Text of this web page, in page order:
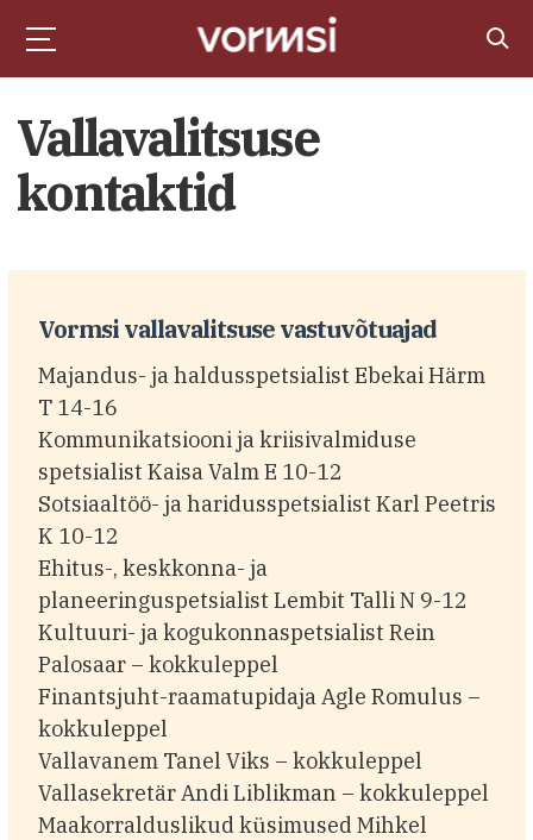
Vallavalitsuse
kontaktid
Vormsi vallavalitsuse vastuvõtuajad
Majandus- ja haldusspetsialist Ebekai Härm
T 14-16
Kommunikatsiooni ja kriisivalmiduse
spetsialist Kaisa Valm E 10-12
Sotsiaaltöö- ja haridusspetsialist Karl Peetris
K 10-12
Ehitus-, keskkonna- ja
planeeringuspetsialist Lembit Talli N 9-12
Kultuuri- ja kogukonnaspetsialist Rein
Palosaar – kokkuleppel
Finantsjuht-raamatupidaja Agle Romulus –
kokkuleppel
Vallavanem Tanel Viks – kokkuleppel
Vallasekretär Andi Liblikman – kokkuleppel
Maakorralduslikud küsimused Mihkel